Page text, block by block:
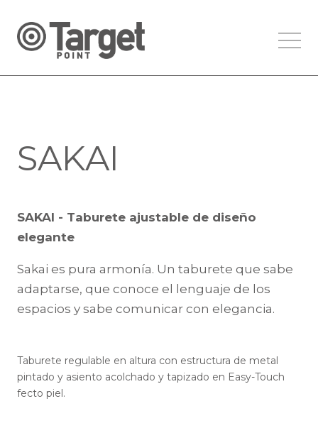
SAKAI
SAKAI - Taburete ajustable de diseño
elegante
Sakai es pura armonía. Un taburete que sabe
adaptarse, que conoce el lenguaje de los
espacios y sabe comunicar con elegancia.
Taburete regulable en altura con estructura de metal
pintado y asiento acolchado y tapizado en Easy-Touch
fecto piel.